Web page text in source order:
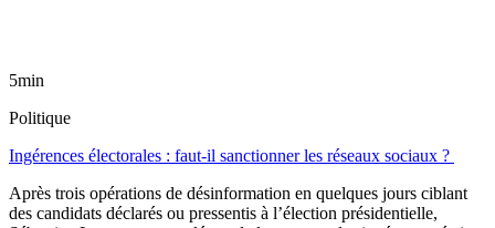
5min
Politique
Ingérences électorales : faut-il sanctionner les réseaux sociaux ?
Après trois opérations de désinformation en quelques jours ciblant
des candidats déclarés ou pressentis à l’élection présidentielle,